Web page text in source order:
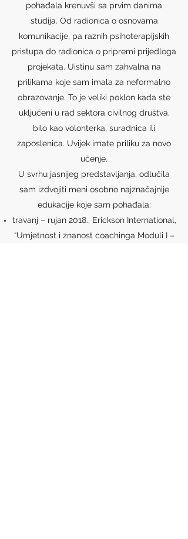
pohađala krenuvši sa prvim danima
studija. Od radionica o osnovama
komunikacije, pa raznih psihoterapijskih
pristupa do radionica o pripremi prijedloga
projekata. Uistinu sam zahvalna na
prilikama koje sam imala za neformalno
obrazovanje. To je veliki poklon kada ste
uključeni u rad sektora civilnog društva,
bilo kao volonterka, suradnica ili
zaposlenica. Uvijek imate priliku za novo
učenje.
U svrhu jasnijeg predstavljanja, odlučila
sam izdvojiti meni osobno najznačajnije
edukacije koje sam pohađala:
travanj – rujan 2018., Erickson International,
“Umjetnost i znanost coachinga Moduli I –